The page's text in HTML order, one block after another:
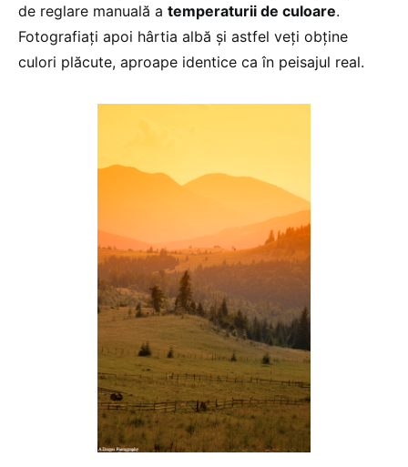
de reglare manuală a temperaturii de culoare.
Fotografiaţi apoi hârtia albă şi astfel veţi obţine
culori plăcute, aproape identice ca în peisajul real.